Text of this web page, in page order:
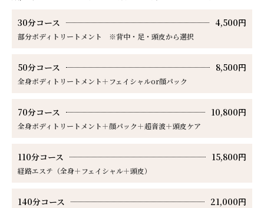
30分コース 4,500円
部分ボディトリートメント ※背中・足・頭皮から選択
50分コース 8,500円
全身ボディトリートメント＋フェイシャルor顔パック
70分コース 10,800円
全身ボディトリートメント＋顔パック＋超音波＋頭皮ケア
110分コース 15,800円
経路エステ（全身＋フェイシャル＋頭皮）
140分コース 21,000円